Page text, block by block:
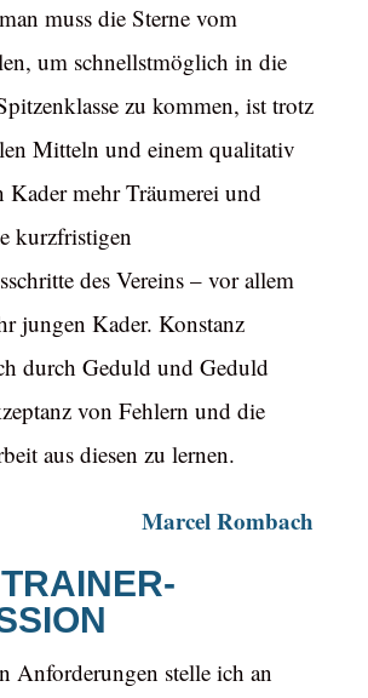
muss die Sterne vom
um schnellstmöglich in die
zu kommen, ist trotz
Mitteln und einem qualitativ
Kader mehr Träumerei und
kurzfristigen
des Vereins – vor allem
jungen Kader. Konstanz
durch Geduld und Geduld
von Fehlern und die
aus diesen zu lernen.
Marcel Rombach
Anforderungen stelle ich an